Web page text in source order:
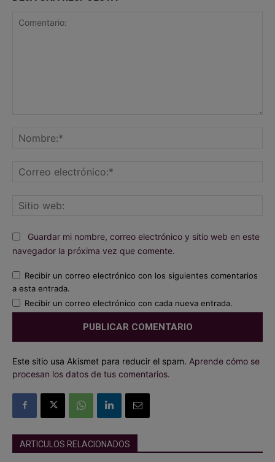
Guardar mi nombre, correo electrónico y sitio web en este
navegador la próxima vez que comente.
Recibir un correo electrónico con los siguientes comentarios
a esta entrada.
Recibir un correo electrónico con cada nueva entrada.
Este sitio usa Akismet para reducir el spam. Aprende cómo se
procesan los datos de tus comentarios.
ARTICULOS RELACIONADOS